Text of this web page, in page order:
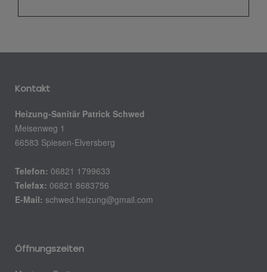
Kontakt
Heizung-Sanitär Patrick Schwed
Meisenweg 1
66583 Spiesen-Elversberg
Telefon: 06821 1799633
Telefax: 06821 8683756
E-Mail: schwed.heizung@gmail.com
Öffnungszeiten